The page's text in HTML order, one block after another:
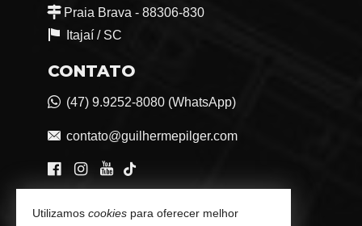
Praia Brava - 88306-830
Itajaí / SC
CONTATO
(47) 9.9252-8080 (WhatsApp)
contato@guilhermepilger.com
VEJA MAIS
Utilizamos cookies para oferecer melhor